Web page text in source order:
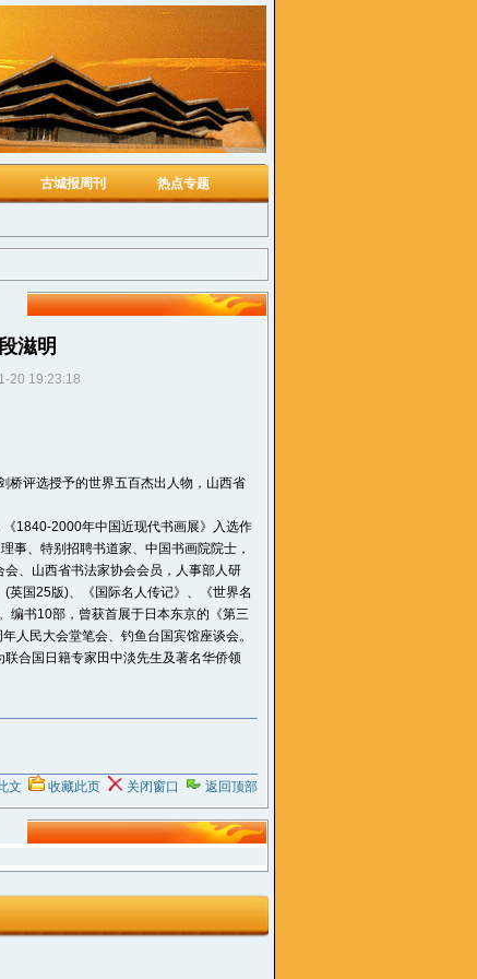
古城报周刊 热点专题
滋明
20 19:23:18
桥评选授予的世界五百杰出人物，山西省
1840-2000年中国近现代书画展》入选作
事、特别招聘书道家、中国书画院院士，
、山西省书法家协会会员，人事部人研
英国25版)、《国际名人传记》、《世界名
编书10部，曾获首展于日本东京的《第三
人民大会堂笔会、钓鱼台国宾馆座谈会。
合国日籍专家田中淡先生及著名华侨领
文 收藏此页 关闭窗口 返回顶部